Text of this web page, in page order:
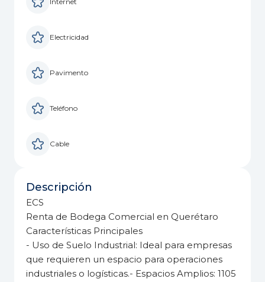
Electricidad
Pavimento
Teléfono
Cable
Descripción
ECS
Renta de Bodega Comercial en Querétaro
Características Principales
- Uso de Suelo Industrial: Ideal para empresas
que requieren un espacio para operaciones
industriales o logísticas.- Espacios Amplios: 1105